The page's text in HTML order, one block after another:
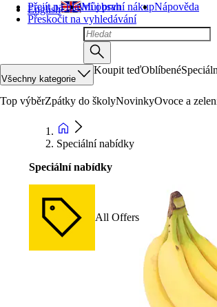
Přejít na hlavní obsah
Přeskočit na vyhledávání
English Můj první nákupNápověda
Všechny kategorie
Koupit teďOblíbené
Top výběrZpátky do školyNovinkyOvoce a
Speciální nabídky
Speciální nabídky
All Offers